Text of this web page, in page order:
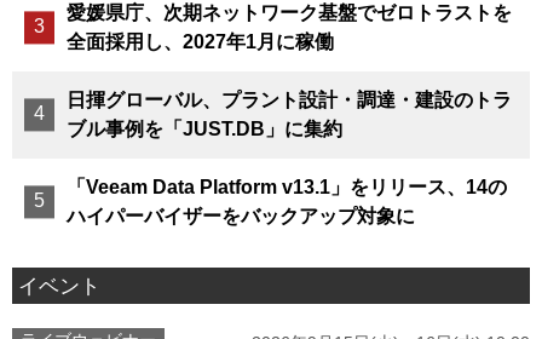
愛媛県庁、次期ネットワーク基盤でゼロトラストを
全面採用し、2027年1月に稼働
日揮グローバル、プラント設計・調達・建設のトラ
ブル事例を「JUST.DB」に集約
「Veeam Data Platform v13.1」をリリース、14の
ハイパーバイザーをバックアップ対象に
イベント